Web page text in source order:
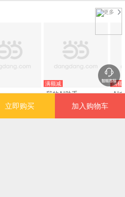
更多
满额减
我的AI助手：
ChatGPT日常应用指
满额
AI
立即购买 加入购物车